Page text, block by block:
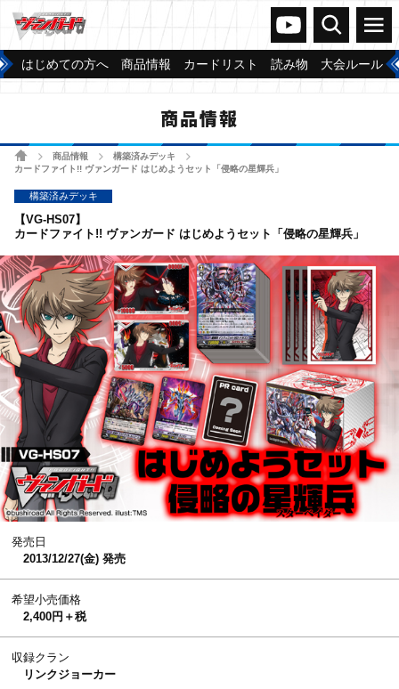
ヴァンガードch
検索 メニュー
はじめての方へ 商品情報 カードリスト 読み物 大会ルール
商品情報
ホーム商品情報 構築済みデッキ
カードファイト!! ヴァンガード はじめようセット「侵略の星輝兵」
構築済みデッキ
【VG-HS07】
カードファイト!! ヴァンガード はじめようセット「侵略の星輝兵」
発売日
2013/12/27(金) 発売
希望小売価格
2,400円＋税
収録クラン
リンクジョーカー